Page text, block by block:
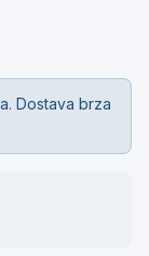
Dostava brza